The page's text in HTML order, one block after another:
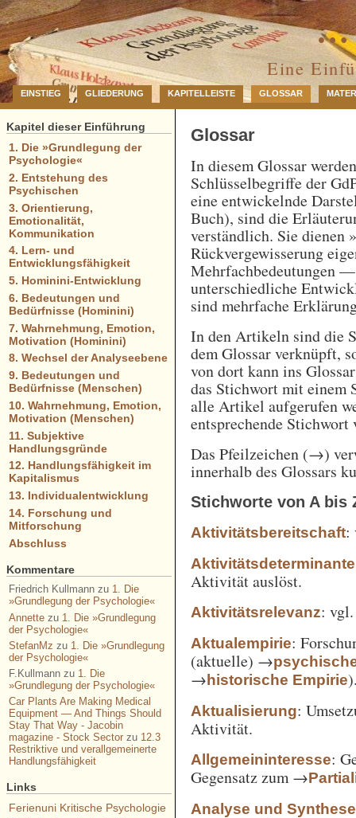
…
Eine
EINSTIEG GLIEDERUNG KAPITELLEISTE GLOSSAR
Glossar
In diesem Glossar
Schlüsselbegriffe der
eine entwickelnde
Buch), sind die
verständlich. Sie dienen
Rückvergewisserung
Mehrfachbedeutungen
unterschiedliche
sind mehrfache
In den Artikeln sind die
dem Glossar verknüpft,
von dort kann ins
das Stichwort mit einem
alle Artikel aufgerufen
entsprechende Stichwort
Das Pfeilzeichen (→)
innerhalb des Glossars
Stichworte von A bis
Aktivitätsbereitschaft:
Aktivitätsdeterminante
Aktivität auslöst.
Aktivitätsrelevanz:
Aktualempirie:
(aktuelle) →
→historische Empirie
Aktualisierung:
Aktivität.
Allgemeininteresse:
Gegensatz zum →
Analyse und Synthese
Kapitel dieser Einführung
1. Die »Grundlegung der
Psychologie«
2. Entstehung des
Psychischen
3. Orientierung,
Emotionalität,
Kommunikation
4. Lern- und
Entwicklungsfähigkeit
5. Hominini-Entwicklung
6. Bedeutungen und
Bedürfnisse (Hominini)
7. Wahrnehmung, Emotion,
Motivation (Hominini)
8. Wechsel der Analyseebene
9. Bedeutungen und
Bedürfnisse (Menschen)
10. Wahrnehmung, Emotion,
Motivation (Menschen)
11. Subjektive
Handlungsgründe
12. Handlungsfähigkeit im
Kapitalismus
13. Individualentwicklung
14. Forschung und
Mitforschung
Abschluss
Kommentare
Friedrich Kullmannzu 1. Die
»Grundlegung der Psychologie«
Annettezu 1. Die »Grundlegung
der Psychologie«
StefanMz zu 1. Die »Grundlegung
der Psychologie«
F.Kullmannzu 1. Die
»Grundlegung der Psychologie«
Car Plants Are Making Medical
Equipment — And Things Should
Stay That Way - Jacobin
magazine - Stock Sectorzu 12.3
Restriktive und verallgemeinerte
Handlungsfähigkeit
Links
Ferienuni Kritische Psychologie